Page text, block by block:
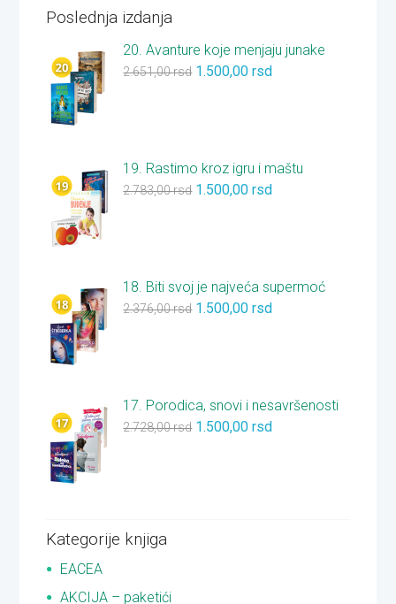
Poslednja izdanja
20. Avanture koje menjaju junake
2.651,00rsd 1.500,00rsd
19. Rastimo kroz igru i maštu
2.783,00rsd 1.500,00rsd
18. Biti svoj je najveća supermoć
2.376,00rsd 1.500,00rsd
17. Porodica, snovi i nesavršenosti
2.728,00rsd 1.500,00rsd
Kategorije knjiga
EACEA
AKCIJA – paketići